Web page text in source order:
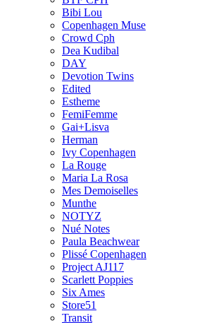
Bibi Lou
Copenhagen Muse
Crowd Cph
Dea Kudibal
DAY
Devotion Twins
Edited
Estheme
FemiFemme
Gai+Lisva
Herman
Ivy Copenhagen
La Rouge
Maria La Rosa
Mes Demoiselles
Munthe
NOTYZ
Nué Notes
Paula Beachwear
Plissé Copenhagen
Project AJ117
Scarlett Poppies
Six Ames
Store51
Transit